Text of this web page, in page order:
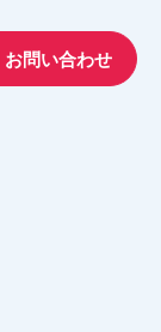
お問い合わせ